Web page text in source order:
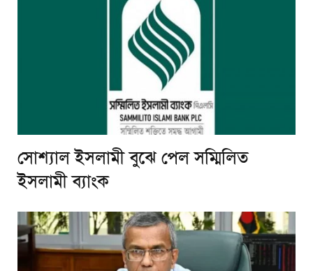
সোশ্যাল ইসলামী বুঝে পেল সম্মিলিত
ইসলামী ব্যাংক